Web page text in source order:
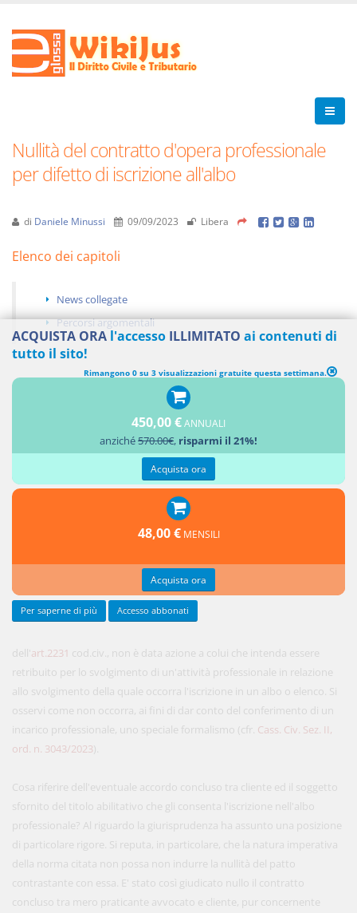
Nullità del contratto d'opera professionale
per difetto di iscrizione all'albo
di Daniele Minussi 09/09/2023 Libera
Elenco dei capitoli
News collegate
Percorsi argomentali
dell'art.2231 cod.civ., non è data azione a colui che intenda essere
retribuito per lo svolgimento di un'attività professionale in relazione
allo svolgimento della quale occorra l'iscrizione in un albo o elenco. Si
osservi come non occorra, ai fini di dar conto del conferimento di un
incarico professionale, uno speciale formalismo (cfr. Cass. Civ. Sez. II,
ord. n. 3043/2023).
Cosa riferire dell'eventuale accordo concluso tra cliente ed il soggetto
sfornito del titolo abilitativo che gli consenta l'iscrizione nell'albo
professionale? Al riguardo la giurisprudenza ha assunto una posizione
di particolare rigore. Si reputa, in particolare, che la natura imperativa
della norma citata non possa non indurre la nullità del patto
contrastante con essa. E' stato così giudicato nullo il contratto
concluso tra mero praticante avvocato e cliente, pur concernente
ACQUISTA ORA l'accesso ILLIMITATO ai contenuti di
tutto il sito!
Rimangono 0 su 3 visualizzazioni gratuite questa settimana.
450,00 €ANNUALI
anziché570.00€, risparmi il 21%!
Acquista ora
48,00 € MENSILI
Acquista ora
Per saperne di più Accesso abbonati